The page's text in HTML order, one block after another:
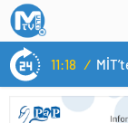
11:18 /